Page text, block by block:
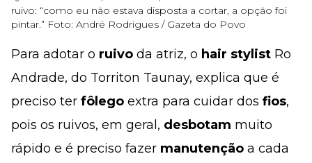
ruivo: “como eu não estava disposta a cortar, a opção foi
pintar.” Foto: André Rodrigues / Gazeta do Povo
Para adotar o ruivo da atriz, o hair stylist Ro
Andrade, do Torriton Taunay, explica que é
preciso ter fôlego extra para cuidar dos fios,
pois os ruivos, em geral, desbotam muito
rápido e é preciso fazer manutenção a cada